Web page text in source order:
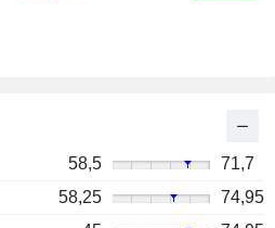
58,5
71,7
58,25
74,95